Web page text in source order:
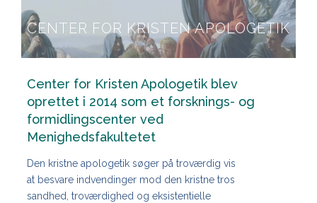
CENTER FOR KRISTEN APOLOGETIK
Center for Kristen Apologetik blev
oprettet i 2014 som et forsknings- og
formidlingscenter ved
Menighedsfakultetet
Den kristne apologetik søger på troværdig vis
at besvare indvendinger mod den kristne tros
sandhed, troværdighed og eksistentielle